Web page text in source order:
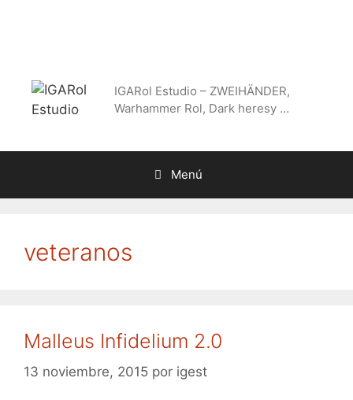
IGARol Estudio – ZWEIHÄNDER,
Warhammer Rol, Dark heresy …
Menú
veteranos
Malleus Infidelium 2.0
13 noviembre, 2015 por igest